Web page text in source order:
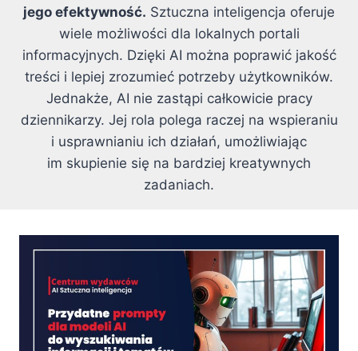
jego efektywność. Sztuczna inteligencja oferuje
wiele możliwości dla lokalnych portali
informacyjnych. Dzięki AI można poprawić jakość
treści i lepiej zrozumieć potrzeby użytkowników.
Jednakże, AI nie zastąpi całkowicie pracy
dziennikarzy. Jej rola polega raczej na wspieraniu
i usprawnianiu ich działań, umożliwiając
im skupienie się na bardziej kreatywnych
zadaniach.